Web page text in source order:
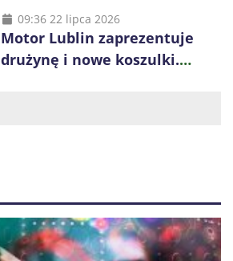
zespół w sezonie 2026/27
09:36 22 lipca 2026
Motor Lublin zaprezentuje
drużynę i nowe koszulki.